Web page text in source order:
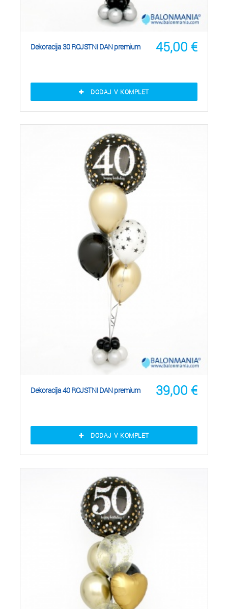
45,00 €
Dekoracija 30 ROJSTNI DAN premium
DODAJ V KOMPLET
39,00 €
Dekoracija 40 ROJSTNI DAN premium
DODAJ V KOMPLET